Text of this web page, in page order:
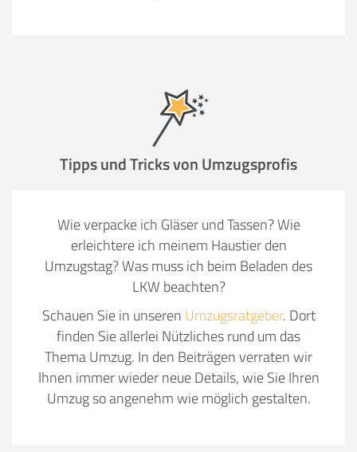
Tipps und Tricks von Umzugsprofis
Wie verpacke ich Gläser und Tassen? Wie
erleichtere ich meinem Haustier den
Umzugstag? Was muss ich beim Beladen des
LKW beachten?
Schauen Sie in unseren Umzugsratgeber. Dort
finden Sie allerlei Nützliches rund um das
Thema Umzug. In den Beiträgen verraten wir
Ihnen immer wieder neue Details, wie Sie Ihren
Umzug so angenehm wie möglich gestalten.